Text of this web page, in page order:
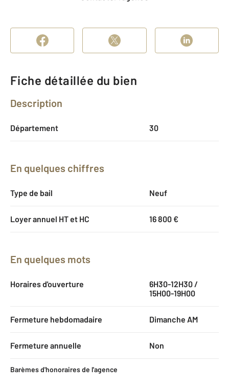
Fiche détaillée du bien
Description
Département 30
En quelques chiffres
Type de bail Neuf
Loyer annuel HT et HC 16 800 €
En quelques mots
Horaires d'ouverture
6H30-12H30 /
15H00-19H00
Fermeture hebdomadaire Dimanche AM
Fermeture annuelle Non
Barèmes d'honoraires de l'agence